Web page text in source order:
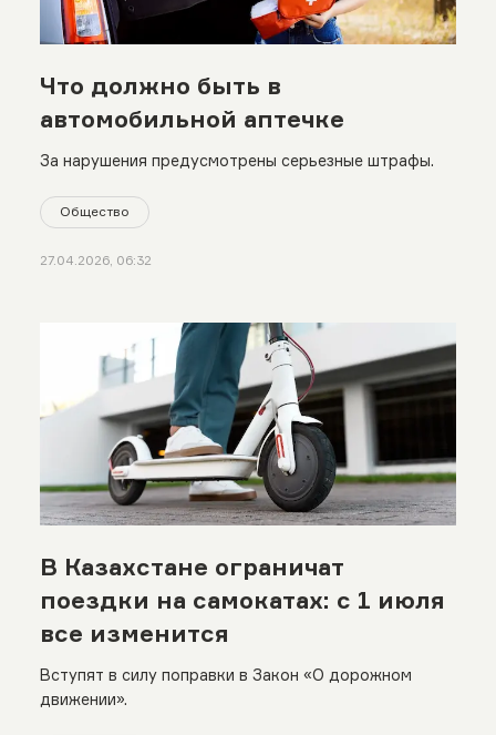
Что должно быть в
автомобильной аптечке
За нарушения предусмотрены серьезные штрафы.
Общество
27.04.2026, 06:32
В Казахстане ограничат
поездки на самокатах: с 1 июля
все изменится
Вступят в силу поправки в Закон «О дорожном
движении».